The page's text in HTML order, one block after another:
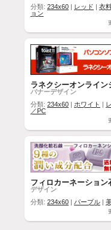
分類: 234x60 レッド
衣
ョン
ラネクシーオンライン
バナーデザイン
分類: 234x60 ホワイト
／PC
フィロカーネーション
デザイン
分類: 234x60 パープル